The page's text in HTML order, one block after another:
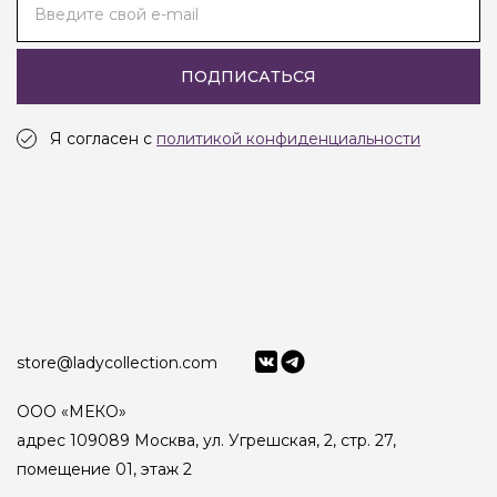
Введите свой e-mail
ПОДПИСАТЬСЯ
Я согласен с политикой конфиденциальности
store@ladycollection.com
ООО «МЕКО»
адрес 109089 Москва, ул. Угрешская, 2, стр. 27,
помещение 01, этаж 2